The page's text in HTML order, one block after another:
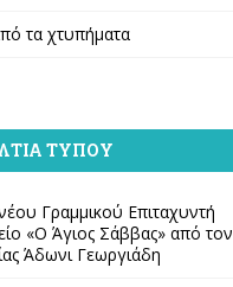
τα χτυπήματα
ΤΎΠΟΥ
Γραμμικού Επιταχυντή
«Ο Άγιος Σάββας» από τον
Άδωνι Γεωργιάδη